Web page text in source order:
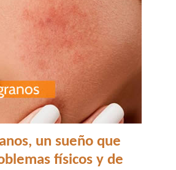
un sueño que
físicos y de